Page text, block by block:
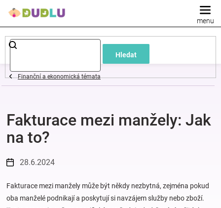
Hledat
Dětské
a
oblečení
Pokojíček
a
kojenecká
Finanční a ekonomická témata
Fakturace mezi manžely: Jak
na to?
28.6.2024
Fakturace mezi manžely může být někdy nezbytná, zejména pokud
oba manželé podnikají a poskytují si navzájem služby nebo zboží.